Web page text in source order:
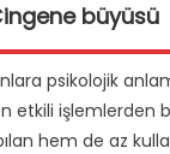
büyüsü
psikolojik
etkili işlemlerden
hem de az